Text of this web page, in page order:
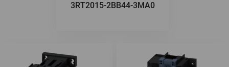
3RT2015-2BB44-3MA0